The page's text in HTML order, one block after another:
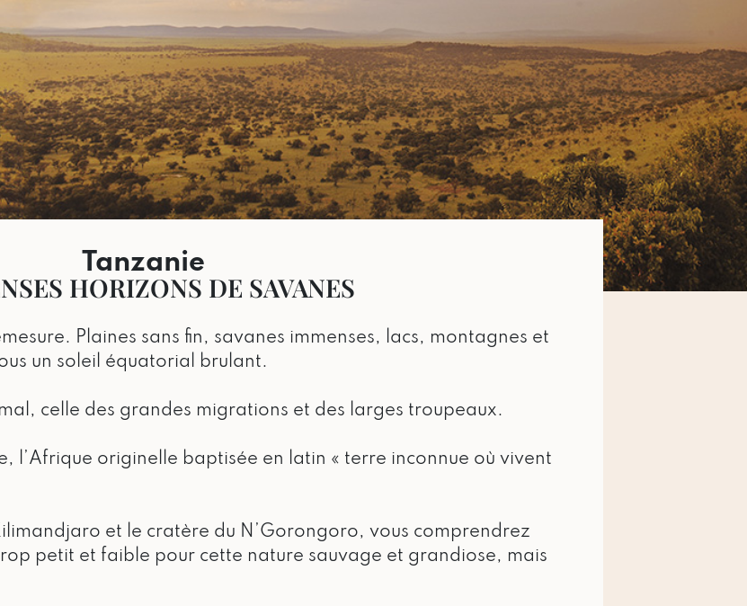
Tanzanie
HORIZONS DE SAVANES
Plaines sans fin, savanes immenses, lacs, montagnes et
un soleil équatorial brulant.
celle des grandes migrations et des larges troupeaux.
l’Afrique originelle baptisée en latin « terre inconnue où vivent
et le cratère du N’Gorongoro, vous comprendrez
petit et faible pour cette nature sauvage et grandiose, mais